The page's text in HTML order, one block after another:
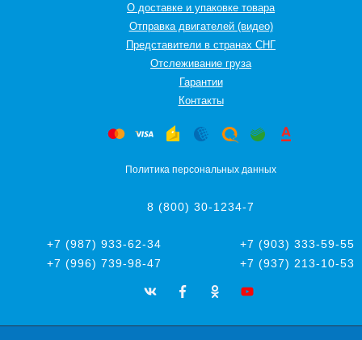
О доставке и упаковке товара
Отправка двигателей (видео)
Представители в странах СНГ
Oтслеживание груза
Гарантии
Контакты
Политика персональных данных
8 (800) 30-1234-7
+7 (987) 933-62-34
+7 (903) 333-59-55
+7 (996) 739-98-47
+7 (937) 213-10-53